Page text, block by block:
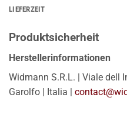
LIEFERZEIT
Produktsicherheit
Herstellerinformationen
Widmann S.R.L. | Viale dell
Garolfo | Italia |